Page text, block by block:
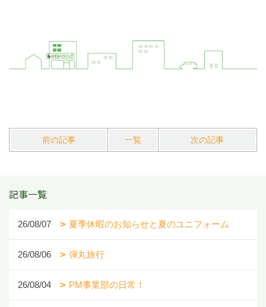
前の記事 一覧 次の記事
記事一覧
26/08/07 夏季休暇のお知らせと夏のユニフォーム
26/08/06 弾丸旅行
26/08/04 PM事業部の日常！